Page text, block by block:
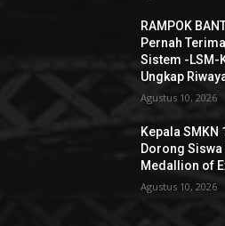
RAMPOK
Pernah
Sistem -LSM-
Ungkap
Agustus 10, 2026
Kepala SMKN
Dorong
Medallion of
Agustus 10, 2026